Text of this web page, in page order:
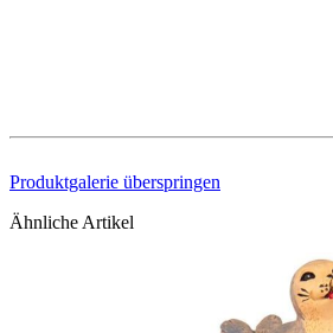
Produktgalerie überspringen
Ähnliche Artikel